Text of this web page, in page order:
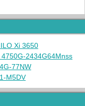
Xi 3650
4750G-2434G64Mnss
77NW
M5DV